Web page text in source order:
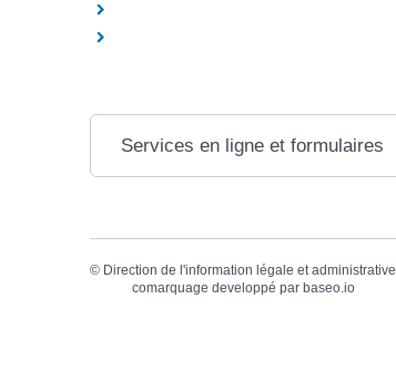
Services en ligne et formulaires
© Direction de l'information légale et administrative
comarquage developpé par baseo.io